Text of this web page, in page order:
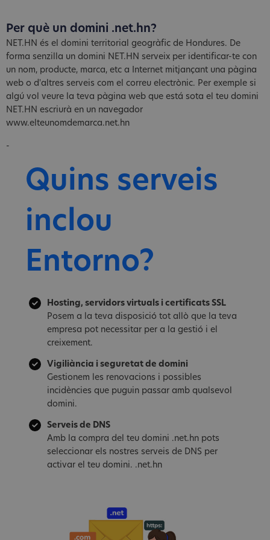
Per què un domini .net.hn?
NET.HN és el domini territorial geogràfic de Hondures. De
forma senzilla un domini NET.HN serveix per identificar-te con
un nom, producte, marca, etc a Internet mitjançant una pàgina
web o d'altres serveis com el correu electrònic. Per exemple si
algú vol veure la teva pàgina web que está sota el teu domini
NET.HN escriurà en un navegador
www.elteunomdemarca.net.hn
-
Quins serveis
inclou
Entorno?
Hosting, servidors virtuals i certificats SSL
Posem a la teva disposició tot allò que la teva
empresa pot necessitar per a la gestió i el
creixement.
Vigiliància i seguretat de domini
Gestionem les renovacions i possibles
incidències que puguin passar amb qualsevol
domini.
Serveis de DNS
Amb la compra del teu domini .net.hn pots
seleccionar els nostres serveis de DNS per
activar el teu domini. .net.hn